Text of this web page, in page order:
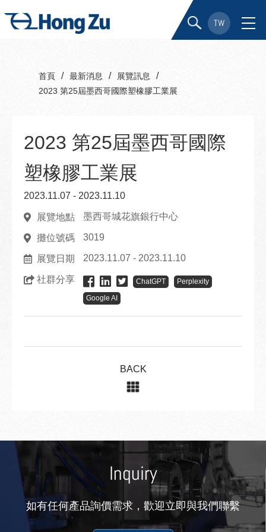
TW
首頁 / 最新消息 / 展覽訊息 /
2023 第25屆墨西哥國際塑橡膠工業展
2023 第25屆墨西哥國際
塑橡膠工業展
2023.11.07 - 2023.11.10
展覽地點 墨西哥城花旗銀行中心
攤位號碼 3019
展覽日期 2023.11.07 - 2023.11.10
社群分享 ChatGPT
Perplexity
Google AI
BACK
Inquiry
如有任何產品詢價需求，歡迎立即與我們聯繫